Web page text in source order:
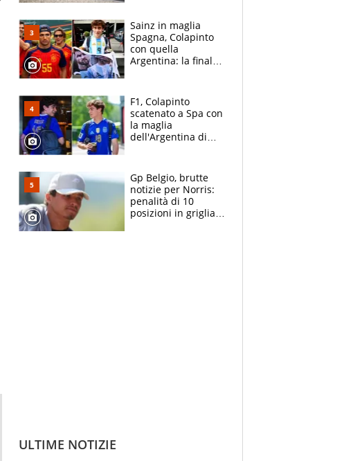
Sainz in maglia
Spagna, Colapinto
con quella
Argentina: la finale
vede l'ora
F1, Colapinto
scatenato a Spa con
la maglia
dell'Argentina di
le parolacce"
Gp Belgio, brutte
notizie per Norris:
penalità di 10
posizioni in griglia,
ULTIME NOTIZIE